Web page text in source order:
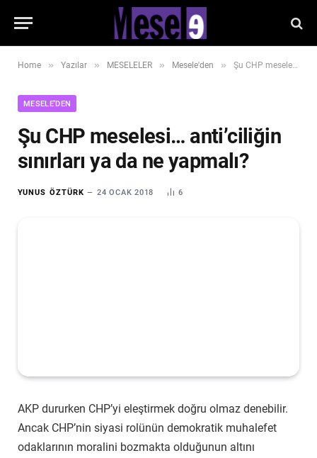
Home » Yazılar » MESELELER » Mesele'den » Şu CHP meselesi… anti’ciliğin sınırları ya da ne yapmalı?
MESELE'DEN
Şu CHP meselesi… anti’ciliğin
sınırları ya da ne yapmalı?
YUNUS ÖZTÜRK 24 OCAK 2018 6
AKP dururken CHP’yi eleştirmek doğru olmaz denebilir.
Ancak CHP’nin siyasi rolünün demokratik muhalefet
odaklarının moralini bozmakta olduğunun altını